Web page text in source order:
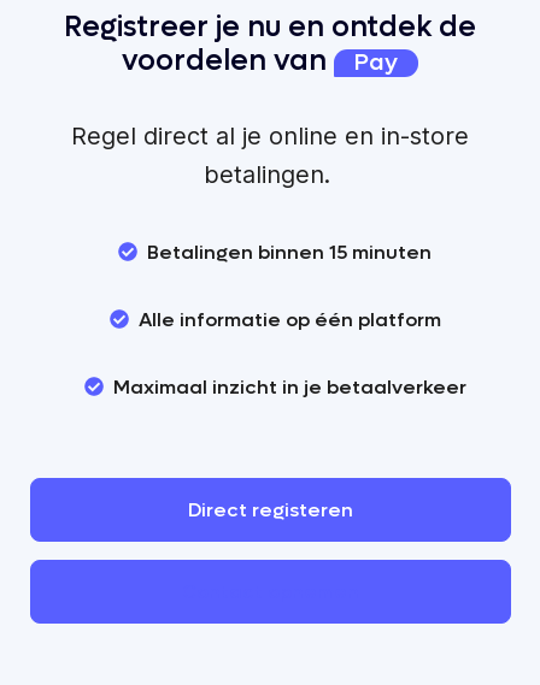
Registreer je nu en ontdek de
voordelen van
Pay
Regel direct al je online en in-store
betalingen.
Betalingen binnen 15 minuten
Alle informatie op één platform
Maximaal inzicht in je betaalverkeer
Direct registeren